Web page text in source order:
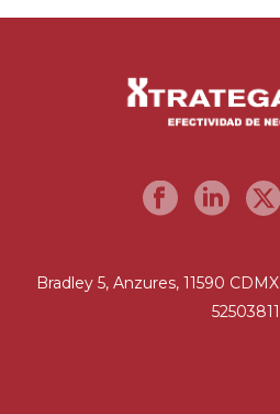
Bradley 5, Anzures, 11590
52503811